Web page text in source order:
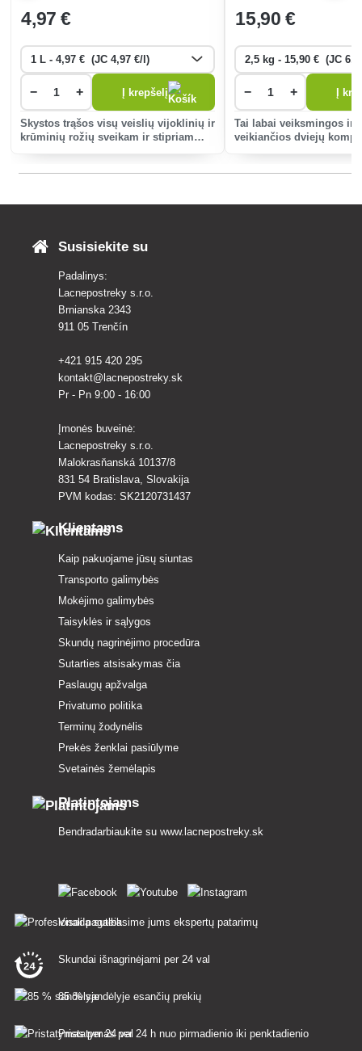
4,97 €
− + Į krepšelį
Skystos trąšos visų veislių vijoklinių ir
krūminių rožių sveikam ir stipriam
15,90 €
− + Į
Tai labai veiksmingos ir
veikiančios dviejų
Susisiekite su
Padalinys:
Lacnepostreky s.r.o.
Brnianska 2343
911 05 Trenčín
+421 915 420 295
kontakt@lacnepostreky.sk
Pr - Pn 9:00 - 16:00
Įmonės buveinė:
Lacnepostreky s.r.o.
Malokrasňanská 10137/8
831 54 Bratislava, Slovakija
PVM kodas: SK2120731437
Klientams
Kaip pakuojame jūsų siuntas
Transporto galimybės
Mokėjimo galimybės
Taisyklės ir sąlygos
Skundų nagrinėjimo procedūra
Sutarties atsisakymas čia
Paslaugų apžvalga
Privatumo politika
Terminų žodynėlis
Prekės ženklai pasiūlyme
Svetainės žemėlapis
Platintojams
Bendradarbiaukite su www.lacnepostreky.sk
Visada suteiksime jums ekspertų patarimų
Skundai išnagrinėjami per 24 val
85 % sandėlyje esančių prekių
Pristatymas per 24 h nuo pirmadienio iki penktadienio